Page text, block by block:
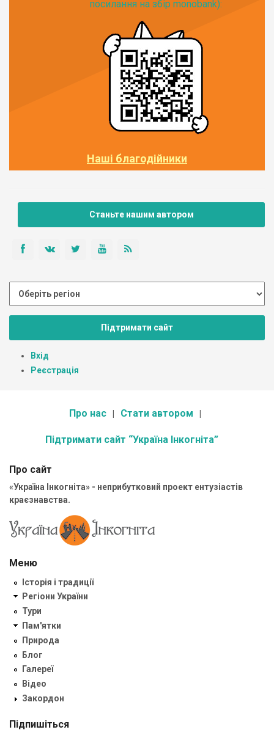
посилання на збір monobank):
Наші благодійники
Станьте нашим автором
Підтримати сайт
Вхід
Реєстрація
Про нас Стати автором
Підтримати сайт “Україна Інкогніта”
Про сайт
«Україна Інкогніта» - неприбутковий проект ентузіастів
краєзнавства.
Меню
Історія і традиції
Регіони України
Тури
Пам'ятки
Природа
Блог
Галереї
Відео
Закордон
Підпишіться